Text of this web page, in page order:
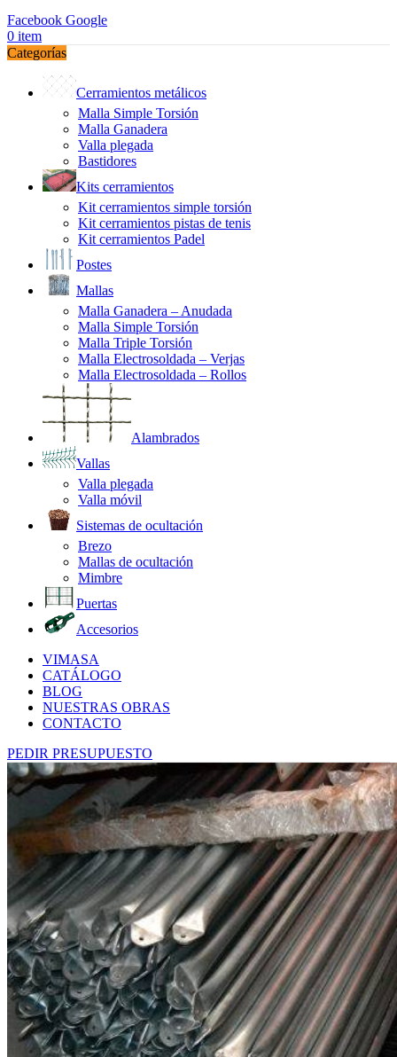
Facebook Google
0 item
Categorías
Cerramientos metálicos
Malla Simple Torsión
Malla Ganadera
Valla plegada
Bastidores
Kits cerramientos
Kit cerramientos simple torsión
Kit cerramientos pistas de tenis
Kit cerramientos Padel
Postes
Mallas
Malla Ganadera – Anudada
Malla Simple Torsión
Malla Triple Torsión
Malla Electrosoldada – Verjas
Malla Electrosoldada – Rollos
Alambrados
Vallas
Valla plegada
Valla móvil
Sistemas de ocultación
Brezo
Mallas de ocultación
Mimbre
Puertas
Accesorios
VIMASA
CATÁLOGO
BLOG
NUESTRAS OBRAS
CONTACTO
PEDIR PRESUPUESTO